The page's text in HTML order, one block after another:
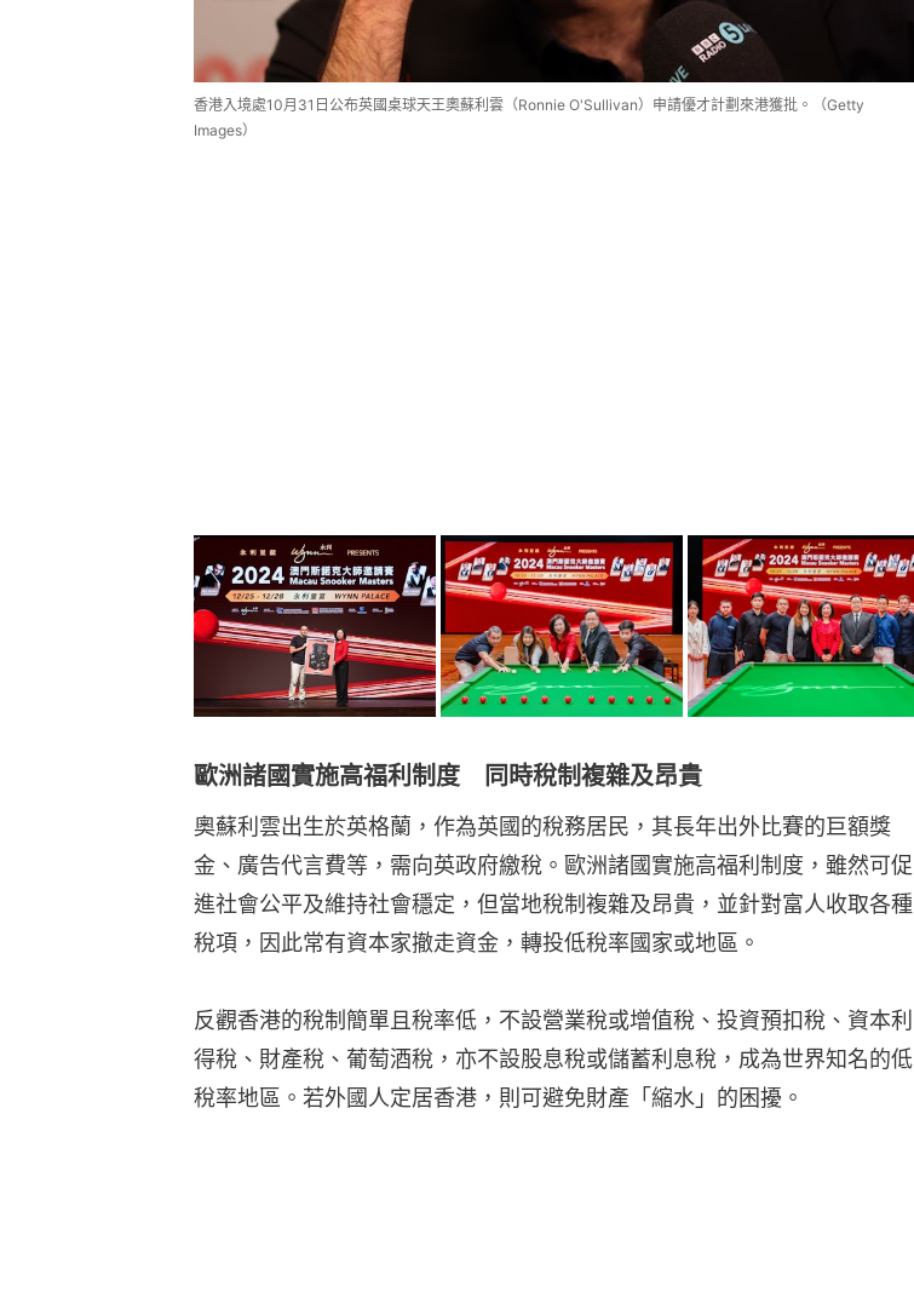
香港入境處10月31日公布英國桌球天王奧蘇利雲（Ronnie O'Sullivan）申請優才計劃來港獲批。（Getty
Images）
歐洲諸國實施高福利制度 同時稅制複雜及昂貴
奧蘇利雲出生於英格蘭，作為英國的稅務居民，其長年出外比賽的巨額獎
金、廣告代言費等，需向英政府繳稅。歐洲諸國實施高福利制度，雖然可促
進社會公平及維持社會穩定，但當地稅制複雜及昂貴，並針對富人收取各種
稅項，因此常有資本家撤走資金，轉投低稅率國家或地區。
反觀香港的稅制簡單且稅率低，不設營業稅或增值稅、投資預扣稅、資本利
得稅、財產稅、葡萄酒稅，亦不設股息稅或儲蓄利息稅，成為世界知名的低
稅率地區。若外國人定居香港，則可避免財產「縮水」的困擾。